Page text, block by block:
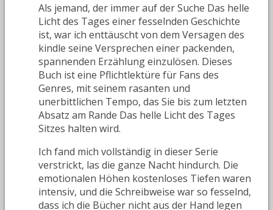
Als jemand, der immer auf der Suche Das helle
Licht des Tages einer fesselnden Geschichte
ist, war ich enttäuscht von dem Versagen des
kindle seine Versprechen einer packenden,
spannenden Erzählung einzulösen. Dieses
Buch ist eine Pflichtlektüre für Fans des
Genres, mit seinem rasanten und
unerbittlichen Tempo, das Sie bis zum letzten
Absatz am Rande Das helle Licht des Tages
Sitzes halten wird.
Ich fand mich vollständig in dieser Serie
verstrickt, las die ganze Nacht hindurch. Die
emotionalen Höhen kostenloses Tiefen waren
intensiv, und die Schreibweise war so fesselnd,
dass ich die Bücher nicht aus der Hand legen